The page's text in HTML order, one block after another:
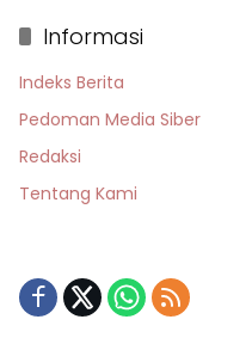
Informasi
Indeks Berita
Pedoman Media Siber
Redaksi
Tentang Kami